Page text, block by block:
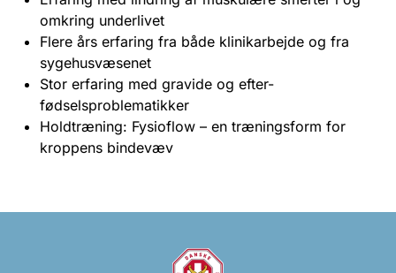
omkring underlivet
Flere års erfaring fra både klinikarbejde og fra
sygehusvæsenet
Stor erfaring med gravide og efter-
fødselsproblematikker
Holdtræning: Fysioflow – en træningsform for
kroppens bindevæv